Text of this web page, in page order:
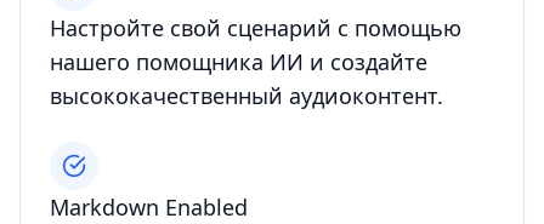
Настройте свой сценарий с помощью
нашего помощника ИИ и создайте
высококачественный аудиоконтент.
Markdown Enabled